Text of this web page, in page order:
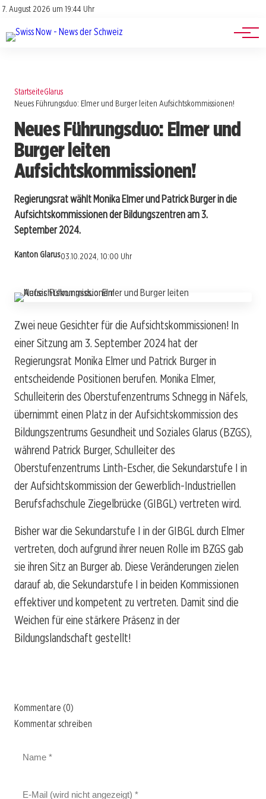
7. August 2026 um 19:44 Uhr
Impressum
Jobs
Events
StartseiteGlarus
Neues Führungsduo: Elmer und Burger leiten Aufsichtskommissionen!
Neues Führungsduo: Elmer und
Burger leiten
Aufsichtskommissionen!
Regierungsrat wählt Monika Elmer und Patrick Burger in die
Aufsichtskommissionen der Bildungszentren am 3.
September 2024.
Kanton Glarus03.10.2024, 10:00 Uhr
Zwei neue Gesichter für die Aufsichtskommissionen! In
einer Sitzung am 3. September 2024 hat der
Regierungsrat Monika Elmer und Patrick Burger in
entscheidende Positionen berufen. Monika Elmer,
Schulleiterin des Oberstufenzentrums Schnegg in Näfels,
übernimmt einen Platz in der Aufsichtskommission des
Bildungszentrums Gesundheit und Soziales Glarus (BZGS),
während Patrick Burger, Schulleiter des
Oberstufenzentrums Linth-Escher, die Sekundarstufe I in
der Aufsichtskommission der Gewerblich-Industriellen
Berufsfachschule Ziegelbrücke (GIBGL) vertreten wird.
Bisher war die Sekundarstufe I in der GIBGL durch Elmer
vertreten, doch aufgrund ihrer neuen Rolle im BZGS gab
sie ihren Sitz an Burger ab. Diese Veränderungen zielen
darauf ab, die Sekundarstufe I in beiden Kommissionen
effektiver und kompetent zu vertreten. Damit sind die
Weichen für eine stärkere Präsenz in der
Bildungslandschaft gestellt!
Kommentare (0)
Kommentar schreiben